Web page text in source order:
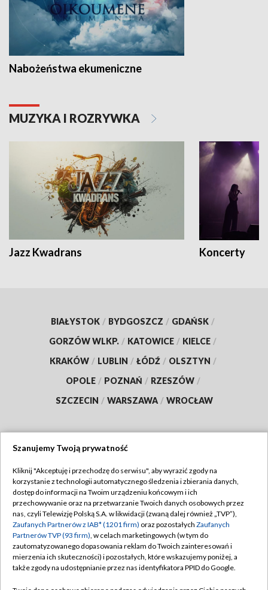
Nabożeństwa ekumeniczne
MUZYKA I ROZRYWKA
Jazz Kwadrans Koncerty
BIAŁYSTOK / BYDGOSZCZ / GDAŃSK /
GORZÓW WLKP. / KATOWICE / KIELCE /
KRAKÓW / LUBLIN / ŁÓDŹ / OLSZTYN /
OPOLE / POZNAŃ / RZESZÓW /
SZCZECIN / WARSZAWA / WROCŁAW
TVP
Abonament TVP
Emisja w TVP
Centrum informacji TVP
Naziemna Telewizja Cyfrowa
Regulamin TVP
Polityka prywatności
Moje zgody
Pomoc
Szanujemy Twoją prywatność
Kliknij "Akceptuję i przechodzę do serwisu", aby wyrazić zgody na
korzystanie z technologii automatycznego śledzenia i zbierania danych,
dostęp do informacji na Twoim urządzeniu końcowym i ich
przechowywanie oraz na przetwarzanie Twoich danych osobowych przez
nas, czyli Telewizję Polską S.A. w likwidacji (zwaną dalej również „TVP”),
Zaufanych Partnerów z IAB* (1201 firm) oraz pozostałych Zaufanych
Partnerów TVP (93 firm), w celach marketingowych (w tym do
zautomatyzowanego dopasowania reklam do Twoich zainteresowań i
mierzenia ich skuteczności) i pozostałych, które wskazujemy poniżej, a
także zgody na udostępnianie przez nas identyfikatora PPID do Google.